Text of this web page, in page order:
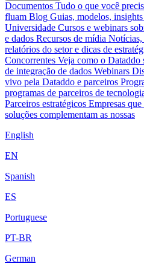
Documentos Tudo o que você
fluam Blog Guias, modelos,
Universidade Cursos e webinars
e dados Recursos de mídia Notícias,
relatórios do setor e dicas de
Concorrentes Veja como o Dataddo
de integração de dados Webinars
vivo pela Dataddo e parceiros
programas de parceiros de
Parceiros estratégicos Empresas
soluções complementam as nossas
English
EN
Spanish
ES
Portuguese
PT-BR
German